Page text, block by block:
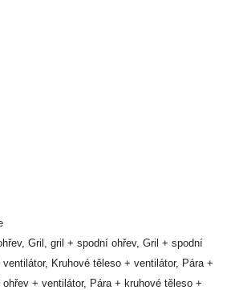
Gril, gril + spodní ohřev, Gril + spodní
Kruhové těleso + ventilátor, Pára +
+ ventilátor, Pára + kruhové těleso +